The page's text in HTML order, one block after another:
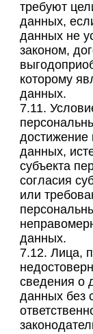
требуют
данных,
данных не
законом,
которому
данных.
7.11.
достижение
данных,
субъекта
согласия
или
данных.
7.12. Лица,
сведения о
данных без